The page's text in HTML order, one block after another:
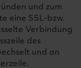
und zum
eine SSL-bzw.
Verbindung
des
und an